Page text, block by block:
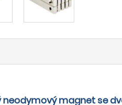
neodymový magnet se